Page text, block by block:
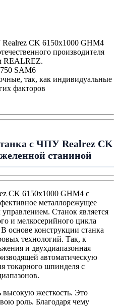
CK 6150х1000 GHM4
производителя
SAM6
так, как индивидуальные
факторов
с ЧПУ Realrez CK
станиной
CK 6150х1000 GHM4 с
металлорежущее
Станок является
и мелкосерийного цикла
основе конструкции станка
технологий. Так, к
и двухдиапазонная
автоматическую
токарного шпинделя с
жесткость. Это
роль. Благодаря чему